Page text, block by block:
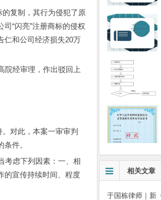
复制，其行为侵犯了原
“闪亮”注册商标的侵权
仁和公司经济损失20万
院经审理，作出驳回上
对此，本案一审审判
件。
考虑下列因素：一、相
的宣传持续时间、程度
相关文章